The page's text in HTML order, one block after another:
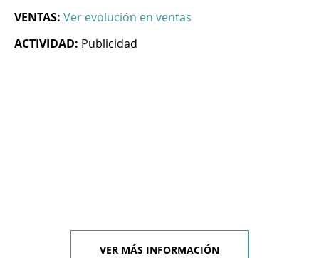
VENTAS: Ver evolución en ventas
ACTIVIDAD: Publicidad
VER MÁS INFORMACIÓN